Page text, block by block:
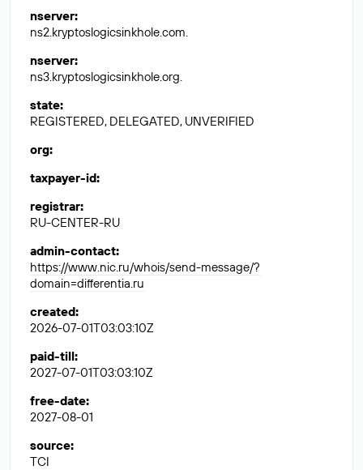
nserver:
ns2.kryptoslogicsinkhole.com.
nserver:
ns3.kryptoslogicsinkhole.org.
state:
REGISTERED, DELEGATED, UNVERIFIED
org:
taxpayer-id:
registrar:
RU-CENTER-RU
admin-contact:
https://www.nic.ru/whois/send-message/?
domain=differentia.ru
created:
2026-07-01T03:03:10Z
paid-till:
2027-07-01T03:03:10Z
free-date:
2027-08-01
source:
TCI